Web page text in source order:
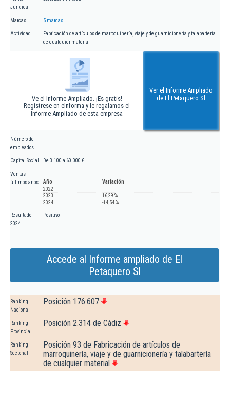
Jurídica
Marcas 5 marcas
Actividad
Fabricación de artículos de marroquinería, viaje y de guarnicionería y talabartería
de cualquier material
Ve el Informe Ampliado. ¡Es gratis!
Regístrese en eInforma y le regalamos el
Informe Ampliado de esta empresa
Ver el Informe Ampliado
de El Petaquero Sl
Número de
empleados
Capital Social De 3.100 a 60.000 €
Ventas
últimos años
Año
Variación
2022
2023
16,29 %
2024
-14,54 %
Resultado
2024
Positivo
Accede al Informe ampliado de El
Petaquero Sl
Ranking
Nacional
Posición 176.607
Ranking
Provincial
Posición 2.314 de Cádiz
Ranking
Sectorial
Posición 93 de Fabricación de artículos de
marroquinería, viaje y de guarnicionería y talabartería
de cualquier material